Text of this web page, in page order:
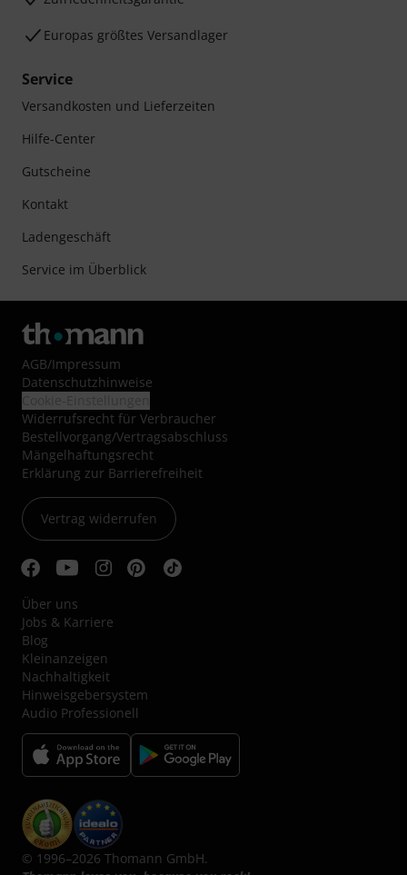
Europas größtes Versandlager
Service
Versandkosten und Lieferzeiten
Hilfe-Center
Gutscheine
Kontakt
Ladengeschäft
Service im Überblick
AGB/Impressum
Datenschutzhinweise
Widerrufsrecht für Verbraucher
Bestellvorgang/Vertragsabschluss
Mängelhaftungsrecht
Erklärung zur Barrierefreiheit
Vertrag widerrufen
Über uns
Jobs & Karriere
Blog
Kleinanzeigen
Nachhaltigkeit
Hinweisgebersystem
Audio Professionell
© 1996–2026 Thomann GmbH.